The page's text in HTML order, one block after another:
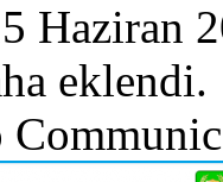
Haziran
eklendi.